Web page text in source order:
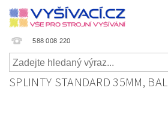
588 008 220
SPLINTY STANDARD 35MM,